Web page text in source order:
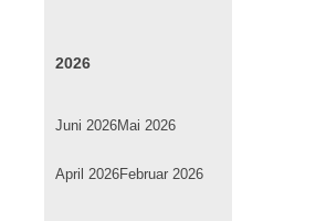
2026
Juni 2026Mai 2026
April 2026Februar 2026